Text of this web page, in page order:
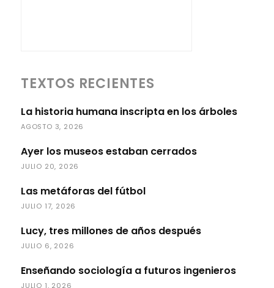
TEXTOS RECIENTES
La historia humana inscripta en los árboles
AGOSTO 3, 2026
Ayer los museos estaban cerrados
JULIO 20, 2026
Las metáforas del fútbol
JULIO 17, 2026
Lucy, tres millones de años después
JULIO 6, 2026
Enseñando sociología a futuros ingenieros
JULIO 1, 2026